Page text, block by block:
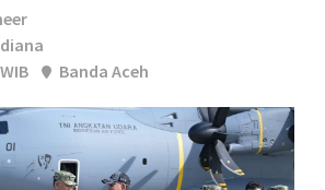
Banda Aceh